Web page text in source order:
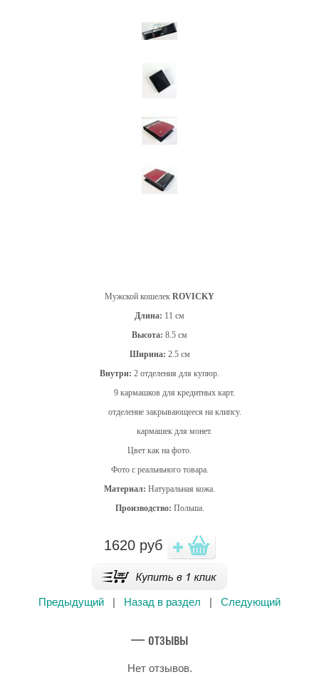
Мужской кошелек ROVICKY
Длина: 11 см
Высота: 8.5 см
Ширина: 2.5 см
Внутри: 2 отделения для купюр.
9 кармашков для кредитных карт.
отделение закрывающееся на клипсу.
кармашек для монет.
Цвет как на фото.
Фото с реальньного товара.
Материал: Натуральная кожа.
Производство: Польша.
1620руб
Предыдущий | Назад в раздел | Следующий
— отзывы
Нет отзывов.